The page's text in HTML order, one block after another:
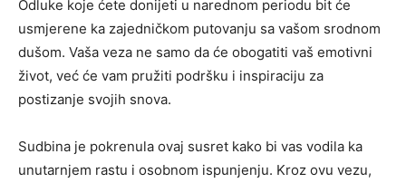
Odluke koje ćete donijeti u narednom periodu bit će
usmjerene ka zajedničkom putovanju sa vašom srodnom
dušom. Vaša veza ne samo da će obogatiti vaš emotivni
život, već će vam pružiti podršku i inspiraciju za
postizanje svojih snova.
Sudbina je pokrenula ovaj susret kako bi vas vodila ka
unutarnjem rastu i osobnom ispunjenju. Kroz ovu vezu,